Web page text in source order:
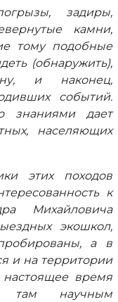
задиры,
камни,
тому подобные
(обнаружить),
ну, и наконец,
событий.
знаниями дает
населяющих
этих походов
к
Михайловича
экошкол,
а в
и на территории
настоящее время
там научным